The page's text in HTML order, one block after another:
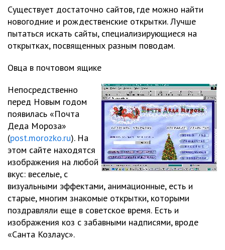
Существует достаточно сайтов, где можно найти
новогодние и рождественские открытки. Лучше
пытаться искать сайты, специализирующиеся на
открытках, посвященных разным поводам.
Овца в почтовом ящике
Непосредственно
перед Новым годом
появилась «Почта
Деда Мороза»
(post.morozko.ru). На
этом сайте находятся
изображения на любой
вкус: веселые, с
визуальными эффектами, анимационные, есть и
старые, многим знакомые открытки, которыми
поздравляли еще в советское время. Есть и
изображения коз с забавными надписями, вроде
«Санта Козлаус».